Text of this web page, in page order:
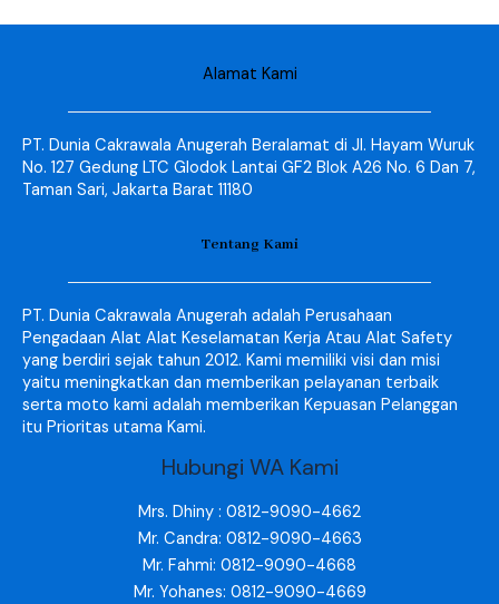
Alamat Kami
PT. Dunia Cakrawala Anugerah Beralamat di Jl. Hayam Wuruk
No. 127 Gedung LTC Glodok Lantai GF2 Blok A26 No. 6 Dan 7,
Taman Sari, Jakarta Barat 11180
Tentang Kami
PT. Dunia Cakrawala Anugerah adalah Perusahaan
Pengadaan Alat Alat Keselamatan Kerja Atau Alat Safety
yang berdiri sejak tahun 2012. Kami memiliki visi dan misi
yaitu meningkatkan dan memberikan pelayanan terbaik
serta moto kami adalah memberikan Kepuasan Pelanggan
itu Prioritas utama Kami.
Hubungi WA Kami
Mrs. Dhiny : 0812-9090-4662
Mr. Candra: 0812-9090-4663
Mr. Fahmi: 0812-9090-4668
Mr. Yohanes: 0812-9090-4669